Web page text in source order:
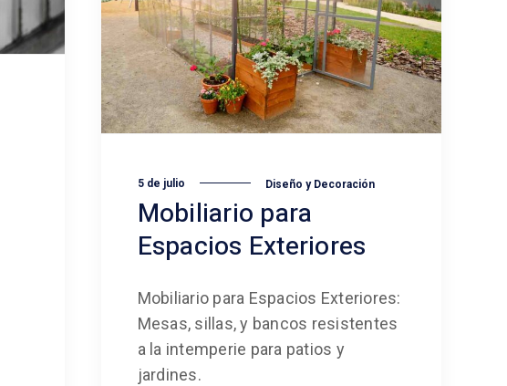
5 de julio Diseño y Decoración
Mobiliario para
Espacios Exteriores
Mobiliario para Espacios Exteriores:
Mesas, sillas, y bancos resistentes
a la intemperie para patios y
jardines.